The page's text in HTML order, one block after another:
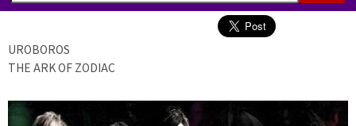
UROBOROS
THE ARK OF ZODIAC